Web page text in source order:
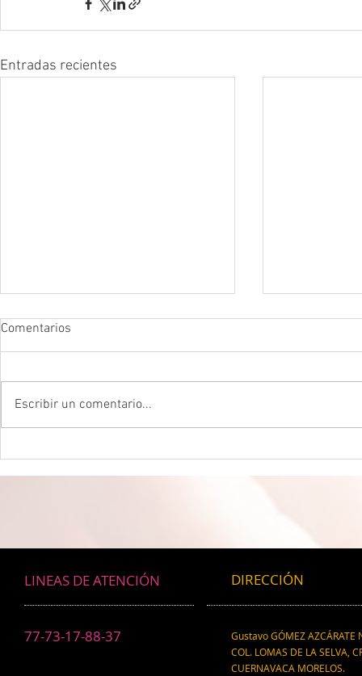
Entradas recientes
Comentarios
Escribir un comentario...
LINEAS DE ATENCIÓN
77-73-17-88-37
DIRECCIÓN
Gustavo GÓMEZ AZCÁRATE
COL. LOMAS DE LA SELVA,
CUERNAVACA MORELOS.